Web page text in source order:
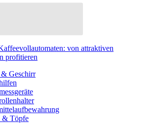
von attraktiven
profitieren
Geschirr
& Töpfe